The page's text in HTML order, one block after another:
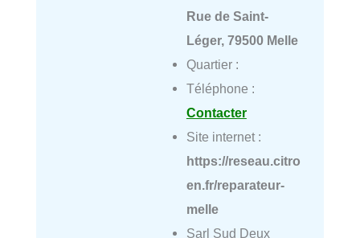
Rue de Saint-
Léger, 79500 Melle
Quartier :
Téléphone :
Contacter
Site internet :
https://reseau.citro
en.fr/reparateur-
melle
Sarl Sud Deux